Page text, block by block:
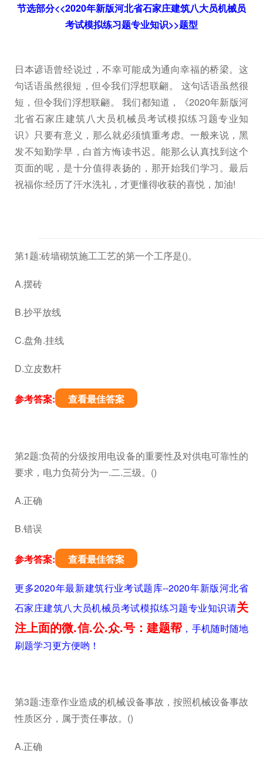
节选部分<<2020年新版河北省石家庄建筑八大员机械员
考试模拟练习题专业知识>>题型
日本谚语曾经说过，不幸可能成为通向幸福的桥梁。这
句话语虽然很短，但令我们浮想联翩。 这句话语虽然很
短，但令我们浮想联翩。 我们都知道，《2020年新版河
北省石家庄建筑八大员机械员考试模拟练习题专业知
识》只要有意义，那么就必须慎重考虑。一般来说，黑
发不知勤学早，白首方悔读书迟。能那么认真找到这个
页面的呢，是十分值得表扬的，那开始我们学习。最后
祝福你:经历了汗水洗礼，才更懂得收获的喜悦，加油!
第1题:砖墙砌筑施工工艺的第一个工序是()。
A.摆砖
B.抄平放线
C.盘角.挂线
D.立皮数杆
参考答案: 查看最佳答案
第2题:负荷的分级按用电设备的重要性及对供电可靠性的
要求，电力负荷分为一.二.三级。()
A.正确
B.错误
参考答案: 查看最佳答案
更多2020年最新建筑行业考试题库--2020年新版河北省
石家庄建筑八大员机械员考试模拟练习题专业知识请关
注上面的微.信.公.众.号：建题帮 ，手机随时随地
刷题学习更方便哟！
第3题:违章作业造成的机械设备事故，按照机械设备事故
性质区分，属于责任事故。()
A.正确